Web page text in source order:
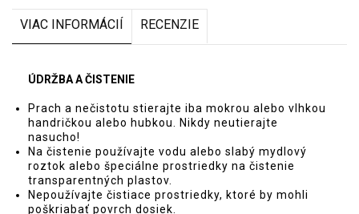
VIAC INFORMÁCIÍ RECENZIE
ÚDRŽBA A ČISTENIE
Prach a nečistotu stierajte iba mokrou alebo vlhkou
handričkou alebo hubkou. Nikdy neutierajte
nasucho!
Na čistenie používajte vodu alebo slabý mydlový
roztok alebo špeciálne prostriedky na čistenie
transparentných plastov.
Nepoužívajte čistiace prostriedky, ktoré by mohli
poškriabať povrch dosiek.